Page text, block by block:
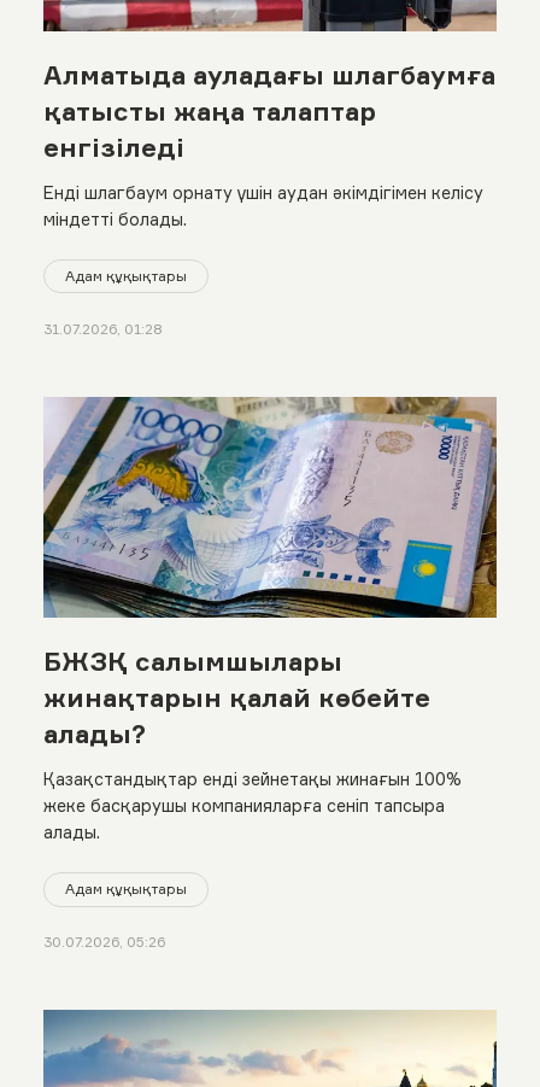
Алматыда ауладағы шлагбаумға
қатысты жаңа талаптар
енгізіледі
Енді шлагбаум орнату үшін аудан әкімдігімен келісу
міндетті болады.
Адам құқықтары
31.07.2026, 01:28
БЖЗҚ салымшылары
жинақтарын қалай көбейте
алады?
Қазақстандықтар енді зейнетақы жинағын 100%
жеке басқарушы компанияларға сеніп тапсыра
алады.
Адам құқықтары
30.07.2026, 05:26